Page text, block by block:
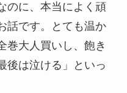
のに、本当によく頑
話です。とても温か
巻大人買いし、飽き
後は泣ける」といっ